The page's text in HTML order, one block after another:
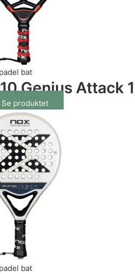
bat
Genius Attack
Se produktet
bat